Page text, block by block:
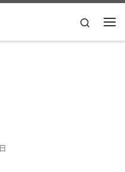
Search